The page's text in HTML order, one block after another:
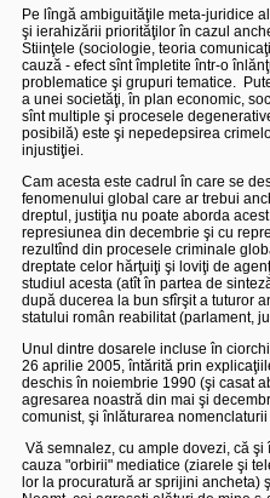
Pe lîngă ambiguităţile meta-juridice
şi ierahizării priorităţilor în cazul
Stiinţele (sociologie, teoria
cauză - efect sînt împletite într-o
problematice şi grupuri tematice.
a unei societăţi, în plan economic,
sînt multiple şi procesele
posibilă) este şi nepedepsirea
injustiţiei.
Cam acesta este cadrul în care se
fenomenului global care ar trebui
dreptul, justiţia nu poate aborda
represiunea din decembrie şi cu
rezultînd din procesele criminale
dreptate celor hărţuiţi şi loviţi de
studiul acesta (atît în partea de
după ducerea la bun sfîrşit a tuturor
statului român reabilitat (parlament,
Unul dintre dosarele incluse în
26 aprilie 2005, întărită prin
deschis în noiembrie 1990 (şi casat
agresarea noastră din mai şi
comunist, şi înlăturarea nomenclaturii
Vă semnalez, cu ample dovezi, că
cauza "orbirii" mediatice (ziarele şi
lor la procuratură ar sprijini ancheta)